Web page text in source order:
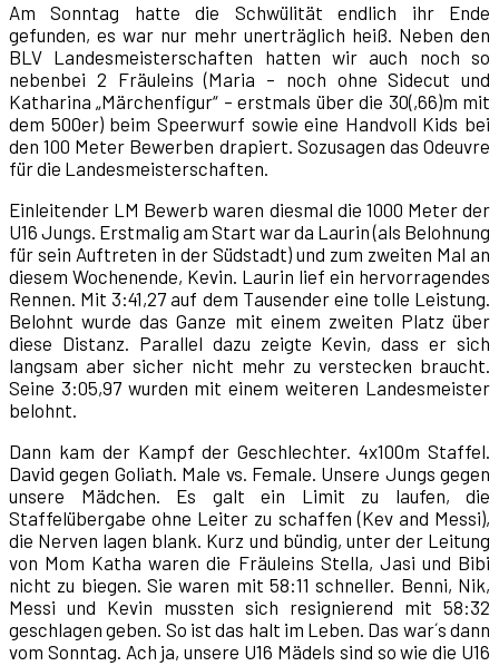
Am Sonntag hatte die Schwülität endlich ihr Ende
gefunden, es war nur mehr unerträglich heiß. Neben den
BLV Landesmeisterschaften hatten wir auch noch so
nebenbei 2 Fräuleins (Maria – noch ohne Sidecut und
Katharina „Märchenfigur“ – erstmals über die 30(,66)m mit
dem 500er) beim Speerwurf sowie eine Handvoll Kids bei
den 100 Meter Bewerben drapiert. Sozusagen das Odeuvre
für die Landesmeisterschaften.
Einleitender LM Bewerb waren diesmal die 1000 Meter der
U16 Jungs. Erstmalig am Start war da Laurin (als Belohnung
für sein Auftreten in der Südstadt) und zum zweiten Mal an
diesem Wochenende, Kevin. Laurin lief ein hervorragendes
Rennen. Mit 3:41,27 auf dem Tausender eine tolle Leistung.
Belohnt wurde das Ganze mit einem zweiten Platz über
diese Distanz. Parallel dazu zeigte Kevin, dass er sich
langsam aber sicher nicht mehr zu verstecken braucht.
Seine 3:05,97 wurden mit einem weiteren Landesmeister
belohnt.
Dann kam der Kampf der Geschlechter. 4x100m Staffel.
David gegen Goliath. Male vs. Female. Unsere Jungs gegen
unsere Mädchen. Es galt ein Limit zu laufen, die
Staffelübergabe ohne Leiter zu schaffen (Kev and Messi),
die Nerven lagen blank. Kurz und bündig, unter der Leitung
von Mom Katha waren die Fräuleins Stella, Jasi und Bibi
nicht zu biegen. Sie waren mit 58:11 schneller. Benni, Nik,
Messi und Kevin mussten sich resignierend mit 58:32
geschlagen geben. So ist das halt im Leben. Das war´s dann
vom Sonntag. Ach ja, unsere U16 Mädels sind so wie die U16